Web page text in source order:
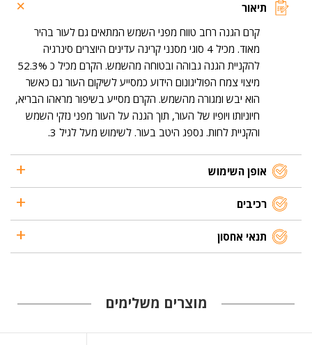
תיאור
קרם הגנה רחב טווח מפני השמש המתאים גם לעור בהיר
מאוד. מכיל 4 סוגי מסנני קרינה עדינים היוצרים סינרגיה
להקניית הגנה גבוהה ובטוחה מהשמש. הקרם מכיל כ 52.3%
מיצוי צמח הפוליגונום הידוע כמסייע לשיקום העור גם כאשר
הוא יבש ומגורה מהשמש. הקרם מסייע בשיפור מראהו הבריא,
חיוניותו ויופיו של העור, תוך הגנה על העור מפני נזקי השמש
והקניית לחות. נספג היטב בעור. לשימוש מעל לגיל 3.
אופן השימוש
רכיבים
תנאי אחסון
מוצרים משלימים